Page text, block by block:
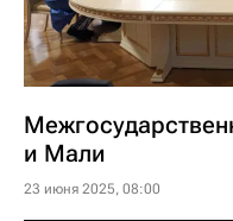
и Мали
23 июня 2025, 08:00